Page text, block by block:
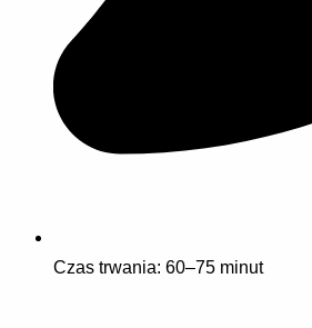
Czas trwania: 60–75 minut